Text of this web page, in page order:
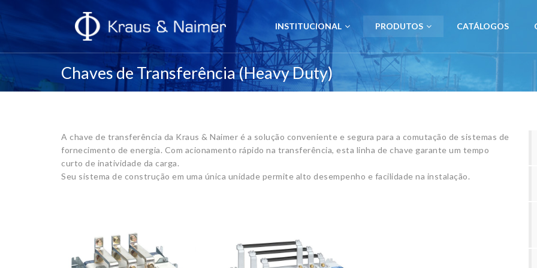
INSTITUCIONAL PRODUTOS CATÁLOGOS
Chaves de Transferência (Heavy Duty)
A chave de transferência da Kraus & Naimer é a solução conveniente e segura para a comutação de sistemas de
fornecimento de energia. Com acionamento rápido na transferência, esta linha de chave garante um tempo
curto de inatividade da carga.
Seu sistema de construção em uma única unidade permite alto desempenho e facilidade na instalação.